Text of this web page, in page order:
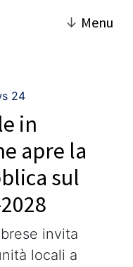
↓ Menu
24
in
apre la
sul
invita
locali a